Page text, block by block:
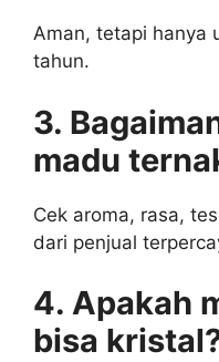
Aman, tetapi hanya
tahun.
3.
madu
Cek aroma, rasa,
dari penjual
4. Apakah
bisa